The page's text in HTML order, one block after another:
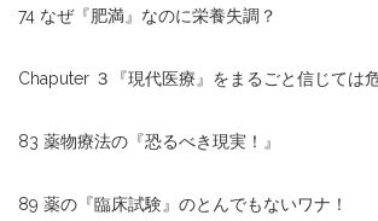
74 なぜ『肥満』なのに栄養失調？
Chaputer ３『現代医療』をまるごと信じては
83 薬物療法の『恐るべき現実！』
89 薬の『臨床試験』のとんでもないワナ！